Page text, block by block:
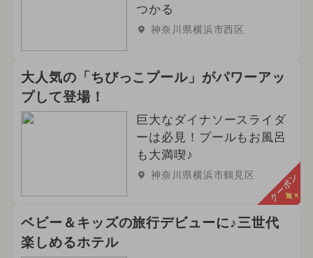
つかる
神奈川県横浜市西区
大人気の「ちびっこプール」がパワーアッ
プして登場！
巨大なダイナソースライダ
ーは必見！プールもお風呂
も大満喫♪
神奈川県横浜市鶴見区 クーポン
ベビー＆キッズの旅行デビューに♪三世代
楽しめるホテル